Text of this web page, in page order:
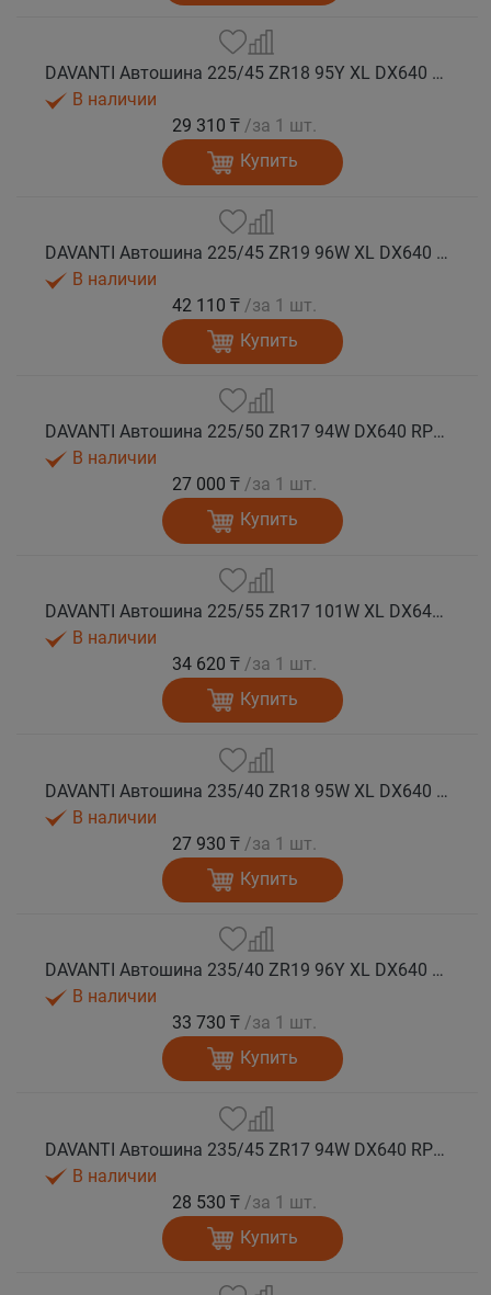
DAVANTI Автошина 225/45 ZR18 95Y XL DX640 RPR лето (Таиланд)
В наличии
29 310 ₸ /за 1 шт.
Купить
DAVANTI Автошина 225/45 ZR19 96W XL DX640 RPR лето (Таиланд)
В наличии
42 110 ₸ /за 1 шт.
Купить
DAVANTI Автошина 225/50 ZR17 94W DX640 RPR лето
В наличии
27 000 ₸ /за 1 шт.
Купить
DAVANTI Автошина 225/55 ZR17 101W XL DX640 RPR лето
В наличии
34 620 ₸ /за 1 шт.
Купить
DAVANTI Автошина 235/40 ZR18 95W XL DX640 RPR лето
В наличии
27 930 ₸ /за 1 шт.
Купить
DAVANTI Автошина 235/40 ZR19 96Y XL DX640 RPR лето
В наличии
33 730 ₸ /за 1 шт.
Купить
DAVANTI Автошина 235/45 ZR17 94W DX640 RPR лето
В наличии
28 530 ₸ /за 1 шт.
Купить